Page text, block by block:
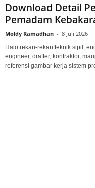
Download Detail
Pemadam
Moldy Ramadhan - 8 Juli 2026
Halo rekan-rekan teknik sipil,
engineer, drafter, kontraktor,
referensi gambar kerja sistem